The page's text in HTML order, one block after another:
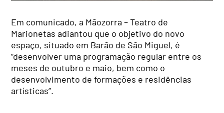
Em comunicado, a Mãozorra – Teatro de
Marionetas adiantou que o objetivo do novo
espaço, situado em Barão de São Miguel, é
“desenvolver uma programação regular entre os
meses de outubro e maio, bem como o
desenvolvimento de formações e residências
artísticas”.